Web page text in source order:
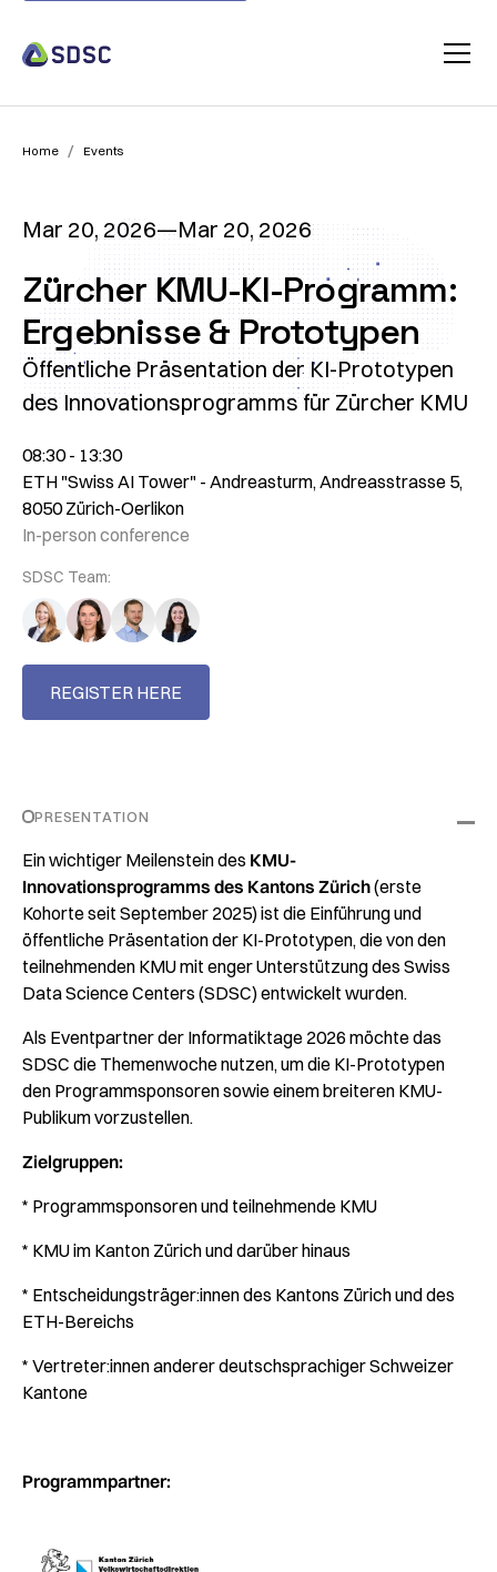
Home / Events
Mar 20, 2026—Mar 20, 2026
Zürcher KMU-KI-Programm:
Ergebnisse & Prototypen
Öffentliche Präsentation der KI-Prototypen
des Innovationsprogramms für Zürcher KMU
08:30 - 13:30
ETH "Swiss AI Tower" - Andreasturm, Andreasstrasse 5,
8050 Zürich-Oerlikon
In-person conference
SDSC Team:
REGISTER HERE
PRESENTATION
Ein wichtiger Meilenstein des KMU-
Innovationsprogramms des Kantons Zürich(erste
Kohorte seit September 2025) ist die Einführung und
öffentliche Präsentation der KI-Prototypen, die von den
teilnehmenden KMU mit enger Unterstützung des Swiss
Data Science Centers (SDSC) entwickelt wurden.
Als Eventpartner der Informatiktage 2026 möchte das
SDSC die Themenwoche nutzen, um die KI-Prototypen
den Programmsponsoren sowie einem breiteren KMU-
Publikum vorzustellen.
Zielgruppen:
* Programmsponsoren und teilnehmende KMU
* KMU im Kanton Zürich und darüber hinaus
* Entscheidungsträger:innen des Kantons Zürich und des
ETH-Bereichs
* Vertreter:innen anderer deutschsprachiger Schweizer
Kantone
Programmpartner: